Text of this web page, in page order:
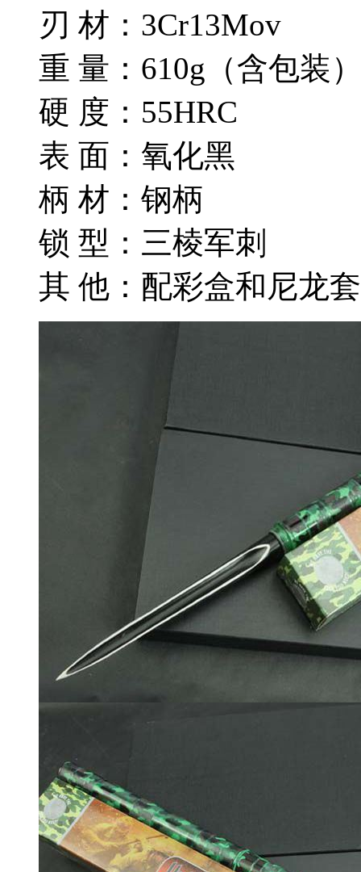
刃 材：3Cr13Mov
重 量：610g（含包装
硬 度：55HRC
表 面：氧化黑
柄 材：钢柄
锁 型：三棱军刺
其 他：配彩盒和尼龙套